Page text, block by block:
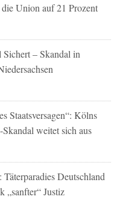
Union auf 21 Prozent
Sichert – Skandal in
Staatsversagen“: Kölns
weitet sich aus
Deutschland
„sanfter“ Justiz